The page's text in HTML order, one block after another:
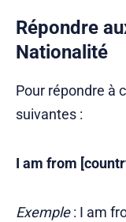
Répondre
Nationalité
Pour répondre à
suivantes :
I am from
Exemple: I am